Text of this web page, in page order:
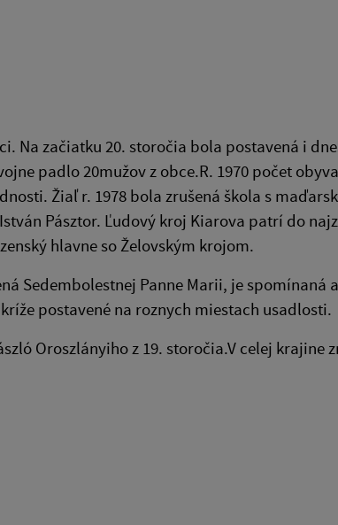
Na začiatku 20. storočia bola postavená i
padlo 20mužov z obce.R. 1970 počet
Žiaľ r. 1978 bola zrušená škola s
Pásztor. Ľudový kroj Kiarova patrí do
hlavne so Želovským krojom.
Sedembolestnej Panne Marii, je spomínaná
postavené na roznych miestach usadlosti.
Oroszlányiho z 19. storočia.V celej krajine